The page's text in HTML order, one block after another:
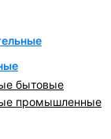
бытовые
промышленные